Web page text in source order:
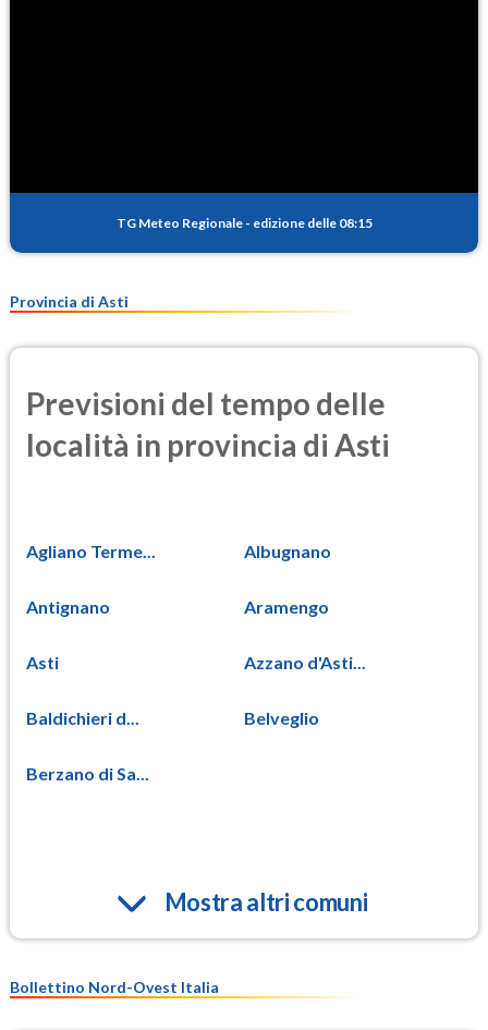
TG Meteo Regionale - edizione delle 08:15
Provincia di Asti
Previsioni del tempo delle
località in provincia di Asti
Agliano Terme... Albugnano
Antignano Aramengo
Asti Azzano d'Asti...
Baldichieri d... Belveglio
Berzano di Sa...
Mostra altri comuni
Bollettino Nord-Ovest Italia